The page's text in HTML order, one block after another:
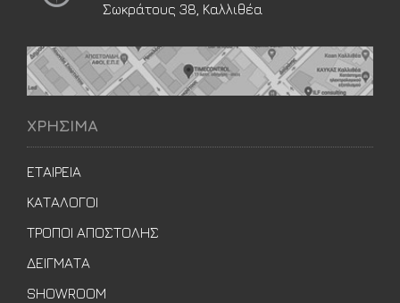
Σωκράτους 38, Καλλιθέα
ΧΡΗΣΙΜΑ
ΕΤΑΙΡΕΙΑ
ΚΑΤΑΛΟΓΟΙ
ΤΡΟΠΟΙ ΑΠΟΣΤΟΛΗΣ
ΔΕΙΓΜΑΤΑ
SHOWROOM